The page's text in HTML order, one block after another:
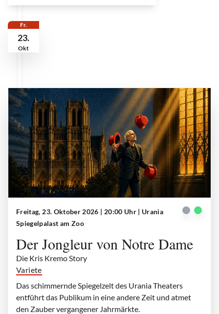
Fr.
23.
Okt
Freitag, 23. Oktober 2026 | 20:00 Uhr | Urania
Spiegelpalast am Zoo
Der Jongleur von Notre Dame
Die Kris Kremo Story
Variete
Das schimmernde Spiegelzelt des Urania Theaters
entführt das Publikum in eine andere Zeit und atmet
den Zauber vergangener Jahrmärkte.